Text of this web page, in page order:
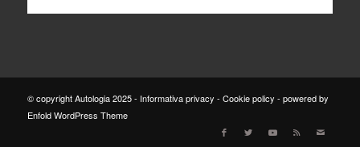
© copyright Autologia 2025 - Informativa privacy - Cookie policy - powered by
Enfold WordPress Theme